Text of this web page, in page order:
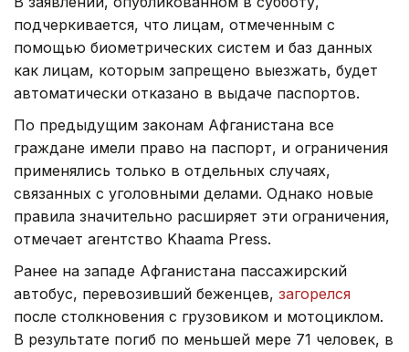
подчеркивается, что лицам, отмеченным с
помощью биометрических систем и баз данных
как лицам, которым запрещено выезжать, будет
автоматически отказано в выдаче паспортов.
По предыдущим законам Афганистана все
граждане имели право на паспорт, и ограничения
применялись только в отдельных случаях,
связанных с уголовными делами. Однако новые
правила значительно расширяет эти ограничения,
отмечает агентство Khaama Press.
Ранее на западе Афганистана пассажирский
автобус, перевозивший беженцев, загорелся
после столкновения с грузовиком и мотоциклом.
В результате погиб по меньшей мере 71 человек, в